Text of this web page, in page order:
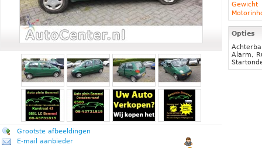
Grootste afbeeldingen
E-mail aanbieder
Gewicht
Opties
Alarm,